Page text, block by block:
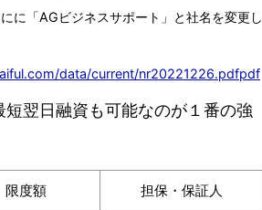
に「AGビジネスサポート」と社名を変更し
data/current/nr20221226.pdfpdf
短翌日融資も可能なのが１番の強
限度額 担保・保証人